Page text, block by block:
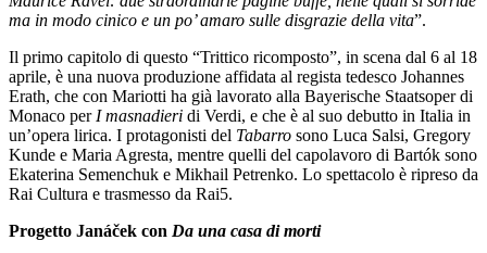
ma in modo cinico e un po’ amaro sulle disgrazie della vita”.
Il primo capitolo di questo “Trittico ricomposto”, in scena dal 6 al 18
aprile, è una nuova produzione affidata al regista tedesco Johannes
Erath, che con Mariotti ha già lavorato alla Bayerische Staatsoper di
Monaco per I masnadieri di Verdi, e che è al suo debutto in Italia in
un’opera lirica. I protagonisti del Tabarro sono Luca Salsi, Gregory
Kunde e Maria Agresta, mentre quelli del capolavoro di Bartók sono
Ekaterina Semenchuk e Mikhail Petrenko. Lo spettacolo è ripreso da
Rai Cultura e trasmesso da Rai5.
Progetto Janáček con Da una casa di morti